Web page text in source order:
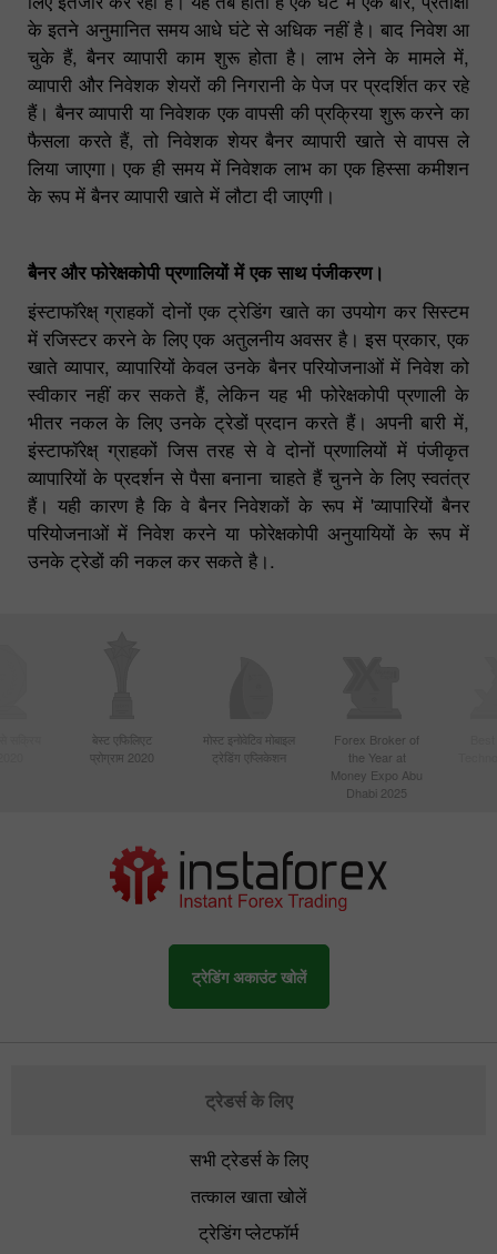
के इतने अनुमानित समय आधे घंटे से अधिक नहीं है। बाद निवेश आ
चुके हैं, बैनर व्यापारी काम शुरू होता है। लाभ लेने के मामले में,
व्यापारी और निवेशक शेयरों की निगरानी के पेज पर प्रदर्शित कर रहे
हैं। बैनर व्यापारी या निवेशक एक वापसी की प्रक्रिया शुरू करने का
फैसला करते हैं, तो निवेशक शेयर बैनर व्यापारी खाते से वापस ले
लिया जाएगा। एक ही समय में निवेशक लाभ का एक हिस्सा कमीशन
के रूप में बैनर व्यापारी खाते में लौटा दी जाएगी।
बैनर और फोरेक्षकोपी प्रणालियों में एक साथ पंजीकरण।
इंस्टाफॉरेक्ष् ग्राहकों दोनों एक ट्रेडिंग खाते का उपयोग कर सिस्टम
में रजिस्टर करने के लिए एक अतुलनीय अवसर है। इस प्रकार, एक
खाते व्यापार, व्यापारियों केवल उनके बैनर परियोजनाओं में निवेश को
स्वीकार नहीं कर सकते हैं, लेकिन यह भी फोरेक्षकोपी प्रणाली के
भीतर नकल के लिए उनके ट्रेडों प्रदान करते हैं। अपनी बारी में,
इंस्टाफॉरेक्ष् ग्राहकों जिस तरह से वे दोनों प्रणालियों में पंजीकृत
व्यापारियों के प्रदर्शन से पैसा बनाना चाहते हैं चुनने के लिए स्वतंत्र
हैं। यही कारण है कि वे बैनर निवेशकों के रूप में 'व्यापारियों बैनर
परियोजनाओं में निवेश करने या फोरेक्षकोपी अनुयायियों के रूप में
उनके ट्रेडों की नकल कर सकते है।.
बेस्ट एफिलिएट
प्रोग्राम 2020
मोस्ट इनोवेटिव मोबाइल
ट्रेडिंग एप्लिकेशन
Forex Broker of
the Year at
Money Expo Abu
Dhabi 2025
ट्रेडिंग अकाउंट खोलें
ट्रेडर्स के लिए
सभी ट्रेडर्स के लिए
तत्काल खाता खोलें
ट्रेडिंग प्लेटफॉर्म